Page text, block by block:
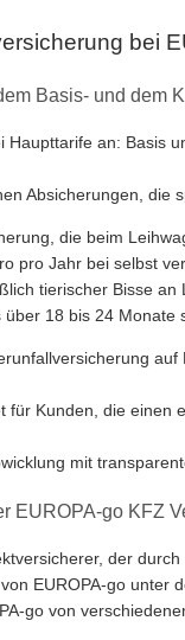
bei
Basis- und dem
Haupttarife an: Basis
Absicherungen,
die beim
pro Jahr bei selbst
tierischer Bisse
18 bis 24
für Kunden, die
mit
EUROPA-go KFZ
der
EUROPA-go unter
go von